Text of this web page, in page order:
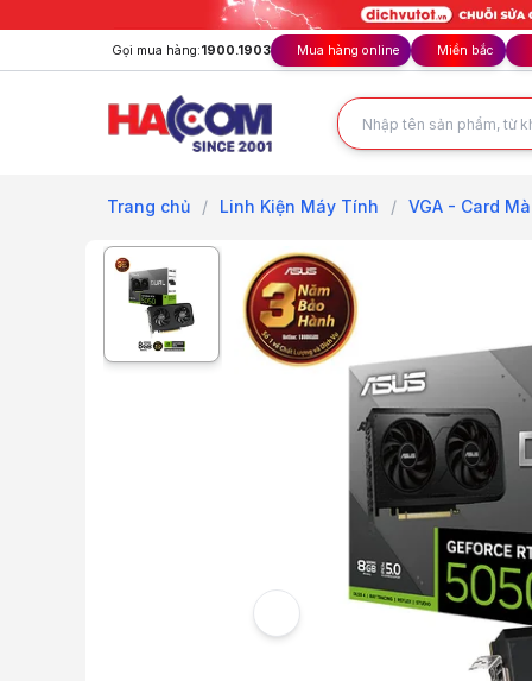
Gọi mua hàng:1900.1903 Mua hàng online Miền bắc
Trang chủ / Linh Kiện Máy Tính / VGA - Card